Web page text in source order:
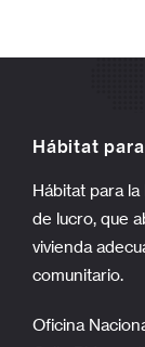
Hábitat
Hábitat para
de lucro, que
vivienda
comunitario.
Oficina